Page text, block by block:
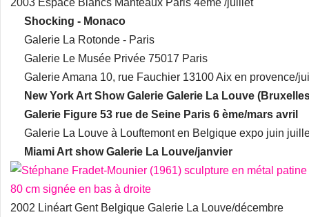
2003 Espace Blancs Manteaux Paris 4éme /juillet
Shocking - Monaco
Galerie La Rotonde - Paris
Galerie Le Musée Privée 75017 Paris
Galerie Amana 10, rue Fauchier 13100 Aix en provence/
New York Art Show Galerie Galerie La Louve
Galerie Figure 53 rue de Seine Paris 6 ème/mars avril
Galerie La Louve à Louftemont en Belgique expo juin
Miami Art show Galerie La Louve/janvier
2002 Linéart Gent Belgique Galerie La Louve/décembre